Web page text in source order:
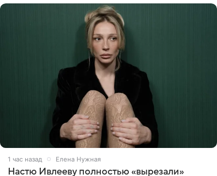
1 час назад Елена Нужная
Настю Ивлееву полностью «вырезали»